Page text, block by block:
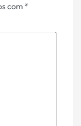
com *